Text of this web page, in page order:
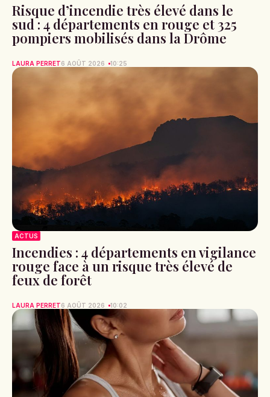
Risque d’incendie très élevé dans le
sud : 4 départements en rouge et 325
pompiers mobilisés dans la Drôme
LAURA PERRET6 AOÛT 2026 10:25
ACTUS
Incendies : 4 départements en vigilance
rouge face à un risque très élevé de
feux de forêt
LAURA PERRET6 AOÛT 2026 10:02